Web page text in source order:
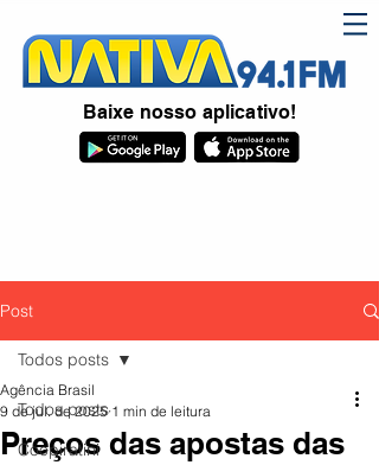
Baixe nosso aplicativo!
Post
Todos posts
Coopiratini
Todos posts
Preços das apostas das
Agência Brasil
9 de jul. de 2025 1 min de leitura